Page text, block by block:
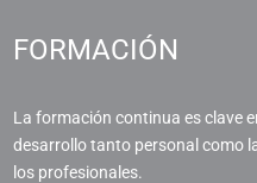
FORMACIÓN
La formación continua es clave
desarrollo tanto personal como
los profesionales.